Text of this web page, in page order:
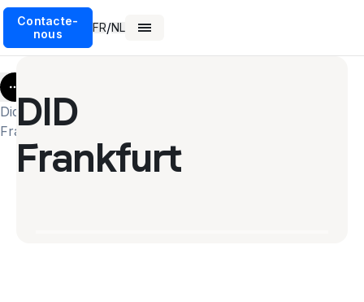
Contacte-
nous
FR/NL
More
Did
Frankfurt
DID
Frankfurt